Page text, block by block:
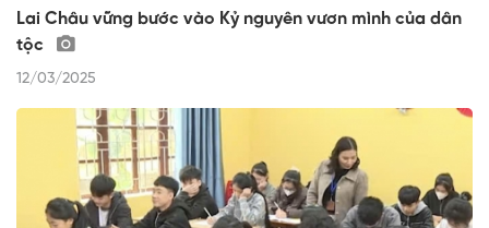
Lai Châu vững bước vào Kỷ nguyên vươn mình của dân
tộc
12/03/2025